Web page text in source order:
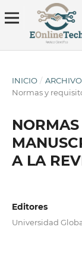
INICIO /
Normas y
A LA
Editores
Universidad